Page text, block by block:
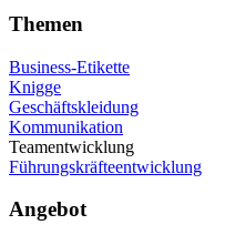
Themen
Business-Etikette
Knigge
Geschäftskleidung
Kommunikation
Teamentwicklung
Führungskräfteentwicklung
Angebot